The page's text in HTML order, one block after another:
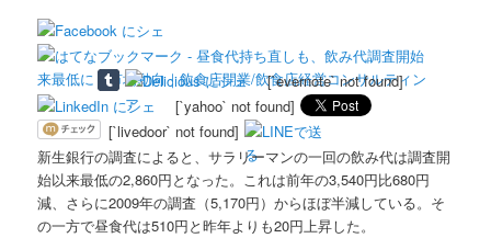
[`evernote` not found]
[`yahoo` not found]
[`livedoor` not found]
新生銀行の調査によると、サラリーマンの一回の飲み代は調査開
始以来最低の2,860円となった。これは前年の3,540円比680円
減、さらに2009年の調査（5,170円）からほぼ半減している。そ
の一方で昼食代は510円と昨年よりも20円上昇した。